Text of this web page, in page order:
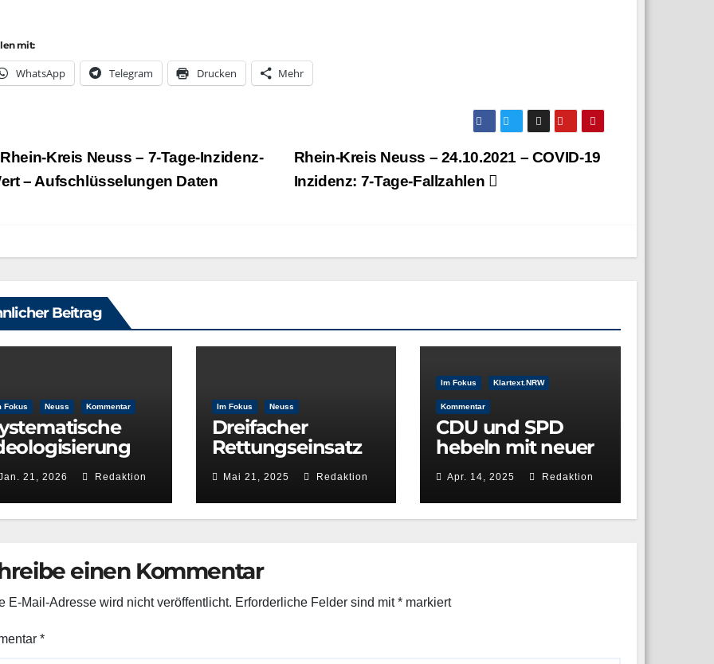
mit:
Whats­App Tele­gram Dru­cken Mehr
Rhein-Kreis Neuss – 24.10.2021 – COVID-19
Inzidenz: 7‑Tage-Fallzahlen
Rhein-Kreis Neuss – 7‑Tage-Inzidenz-
– Aufschlüsselungen Daten
Beitrag
Fokus Neuss Kommentar
Die Rolle der
im
21, 2026 Redaktion
Im Fokus Neuss
Dreifacher
Rettungseinsatz
auf dem Rhein –
Wasserwacht
Neuss beweist
schnelle
t
Mai 21, 2025 Redaktion
Im Fokus Klartext.NRW
Kommentar
CDU und SPD
hebeln mit neuer
Vermögensabsch
öpfung die
Rechtsstaatlichkei
t aus
Apr. 14, 2025 Redaktion
einen Kommentar
E-Mail-Adresse wird nicht veröffentlicht. Erforderliche Felder sind mit* markiert
*